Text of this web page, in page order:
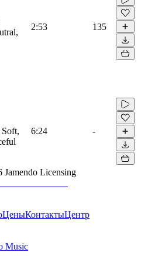
2:53 135
Soft,
6:24 -
Jamendo Licensing
ЦеныКонтактыЦентр
Music